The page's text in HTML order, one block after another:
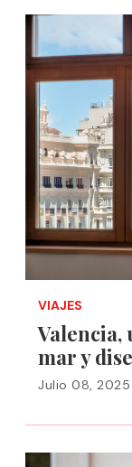
VIAJES
Valencia,
mar y
Julio 08, 2025